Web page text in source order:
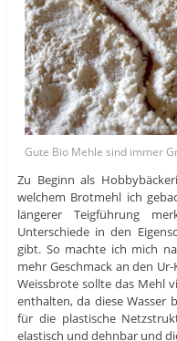
Gute Bio Mehle sind immer
Zu Beginn als
welchem Brotmehl ich
längerer Teigführung
Unterschiede in den
gibt. So machte ich mich
mehr Geschmack an den
Weissbrote sollte das Mehl
enthalten, da diese
für die plastische
elastisch und dehnbar und